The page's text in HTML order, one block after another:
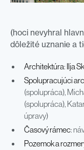
(hoci nevyhral
dôležité uznanie a
Architektúra: Ilja
Spolupracujúci
(spolupráca),
(spolupráca),
úpravy)
Časový rámec:
Pozemok a